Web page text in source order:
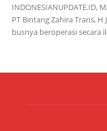
INDONESIANUPDATE.ID,
PT Bintang Zahira Trans,
busnya beroperasi secara